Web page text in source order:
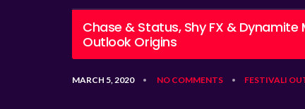
Chase & Status, Shy FX &
Outlook Origins
MARCH 5, 2020 • NO COMMENTS • FESTIVALI